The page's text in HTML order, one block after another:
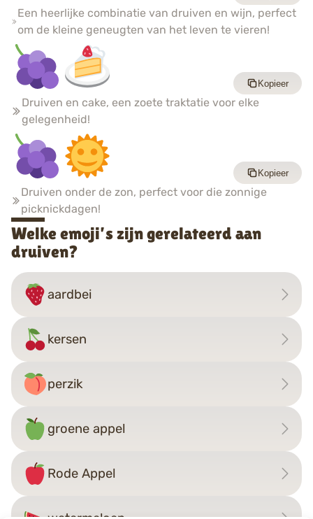
Een heerlijke combinatie van druiven en wijn, perfect
om de kleine geneugten van het leven te vieren!
Druiven en cake, een zoete traktatie voor elke
gelegenheid!
Kopieer
Druiven onder de zon, perfect voor die zonnige
picknickdagen!
Kopieer
Welke emoji’s zijn gerelateerd aan
druiven?
aardbei
kersen
perzik
groene appel
Rode Appel